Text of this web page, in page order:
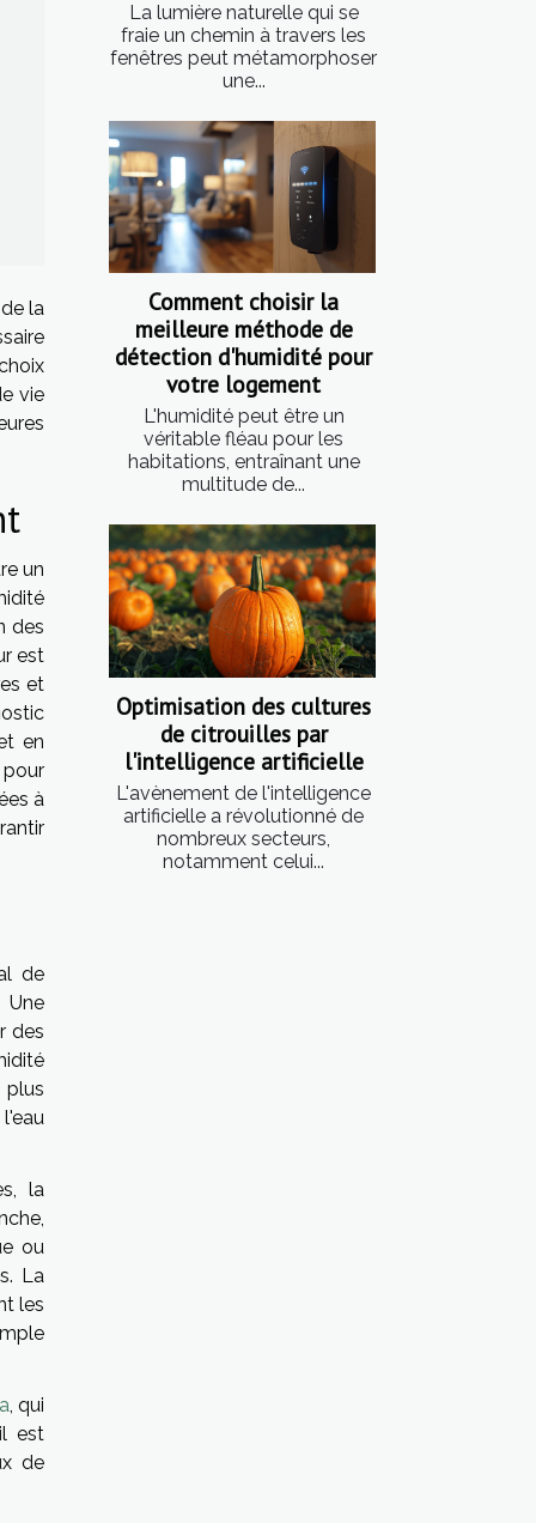
la
vie
un
des
est
et
en
à
de
Une
des
plus
la
ou
La
les
, qui
est
de
La lumière naturelle qui se
fraie un chemin à travers les
fenêtres peut métamorphoser
une...
Comment choisir la
meilleure méthode de
détection d'humidité pour
votre logement
L'humidité peut être un
véritable fléau pour les
habitations, entraînant une
multitude de...
Optimisation des cultures
de citrouilles par
l'intelligence artificielle
L'avènement de l'intelligence
artificielle a révolutionné de
nombreux secteurs,
notamment celui...